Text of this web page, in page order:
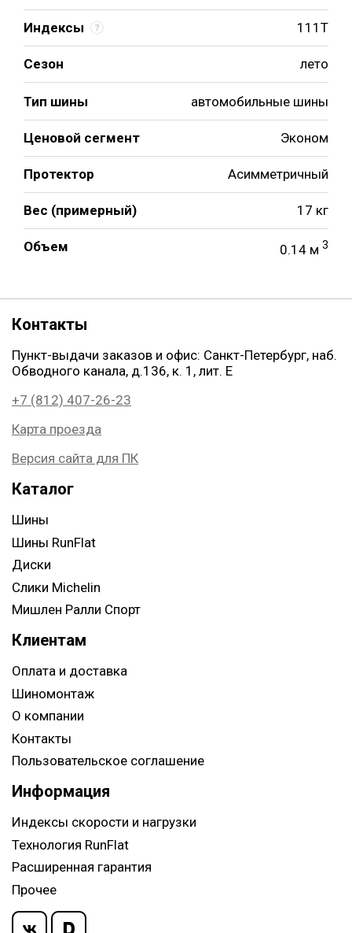
Индексы 111T
Сезон лето
Тип шины автомобильные шины
Ценовой сегмент Эконом
Протектор Асимметричный
Вес (примерный) 17 кг
Объем 0.14 м 3
Контакты
Пункт-выдачи заказов и офис: Санкт-Петербург, наб.
Обводного канала, д.136, к. 1, лит. Е
+7 (812) 407-26-23
Карта проезда
Версия сайта для ПК
Каталог
Шины
Шины RunFlat
Диски
Слики Michelin
Мишлен Ралли Спорт
Клиентам
Оплата и доставка
Шиномонтаж
О компании
Контакты
Пользовательское соглашение
Информация
Индексы скорости и нагрузки
Технология RunFlat
Расширенная гарантия
Прочее